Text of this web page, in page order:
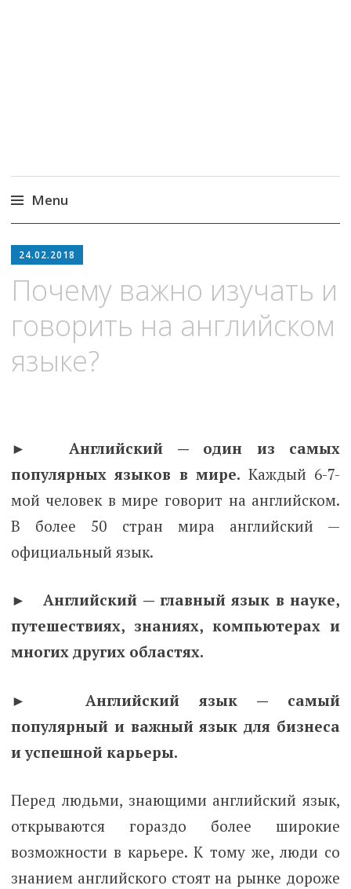
Menu
to
24.02.2018
Почему важно изучать и
говорить на английском
языке?
► Английский — один из самых
популярных языков в мире. Каждый 6-7-
мой человек в мире говорит на английском.
В более 50 стран мира английский —
официальный язык.
► Английский — главный язык в науке,
путешествиях, знаниях, компьютерах и
многих других областях.
► Английский язык — самый
популярный и важный язык для бизнеса
и успешной карьеры.
Перед людьми, знающими английский язык,
открываются гораздо более широкие
возможности в карьере. К тому же, люди со
знанием английского стоят на рынке дороже